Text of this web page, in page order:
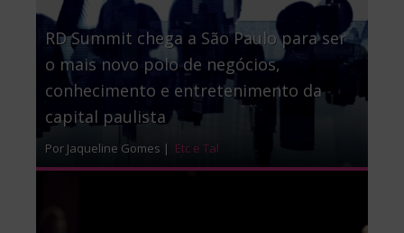
RD Summit chega a São Paulo para ser
o mais novo polo de negócios,
conhecimento e entretenimento da
capital paulista
Por Jaqueline Gomes | Etc e Tal